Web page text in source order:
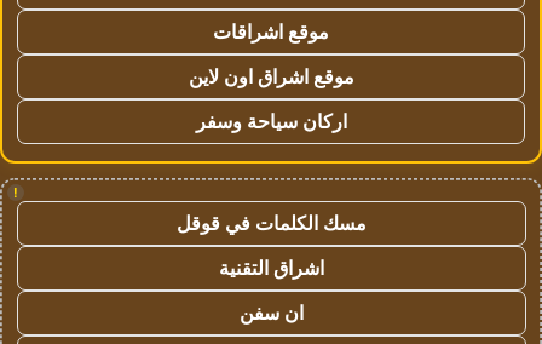
موقع اشراقات
موقع اشراق اون لاين
اركان سياحة وسفر
!
مسك الكلمات في قوقل
اشراق التقنية
ان سفن